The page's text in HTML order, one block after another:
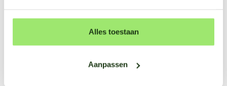
Alles toestaan
Aanpassen